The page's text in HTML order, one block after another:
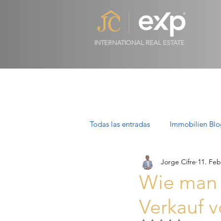
INTERNATIONAL REAL ESTATE
Todas las entradas Immobilien
Luxusimmobilien in Mallorca
Villen auf Mallorca: Luxus, Stil
Wie
Verkauf
Jorge Cifre 11.